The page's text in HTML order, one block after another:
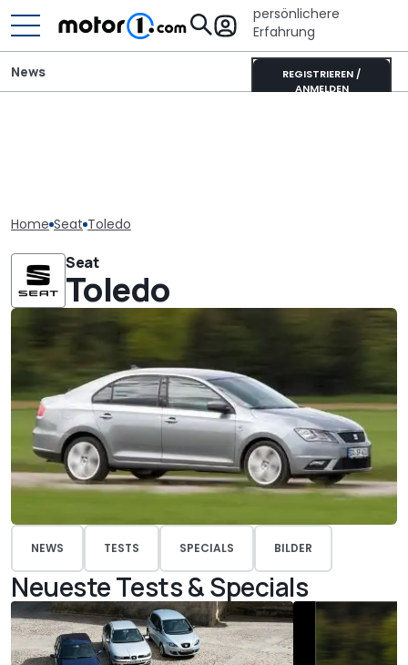
persönlichere
Erfahrung
REGISTRIEREN /
ANMELDEN
News
Home Seat Toledo
Seat
Toledo
NEWS TESTS SPECIALS BILDER
Neueste Tests & Specials